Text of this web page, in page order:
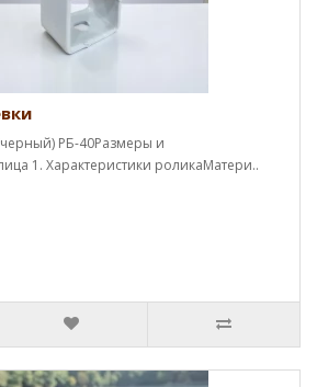
РБ-40Размеры и
1. Характеристики роликаМатери..